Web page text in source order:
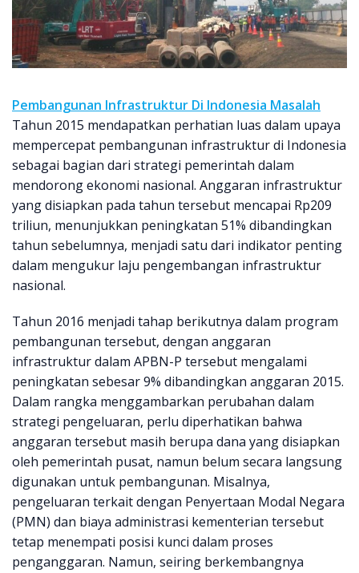
Pembangunan Infrastruktur Di Indonesia Masalah
Tahun 2015 mendapatkan perhatian luas dalam upaya
mempercepat pembangunan infrastruktur di Indonesia
sebagai bagian dari strategi pemerintah dalam
mendorong ekonomi nasional. Anggaran infrastruktur
yang disiapkan pada tahun tersebut mencapai Rp209
triliun, menunjukkan peningkatan 51% dibandingkan
tahun sebelumnya, menjadi satu dari indikator penting
dalam mengukur laju pengembangan infrastruktur
nasional.
Tahun 2016 menjadi tahap berikutnya dalam program
pembangunan tersebut, dengan anggaran
infrastruktur dalam APBN-P tersebut mengalami
peningkatan sebesar 9% dibandingkan anggaran 2015.
Dalam rangka menggambarkan perubahan dalam
strategi pengeluaran, perlu diperhatikan bahwa
anggaran tersebut masih berupa dana yang disiapkan
oleh pemerintah pusat, namun belum secara langsung
digunakan untuk pembangunan. Misalnya,
pengeluaran terkait dengan Penyertaan Modal Negara
(PMN) dan biaya administrasi kementerian tersebut
tetap menempati posisi kunci dalam proses
penganggaran. Namun, seiring berkembangnya